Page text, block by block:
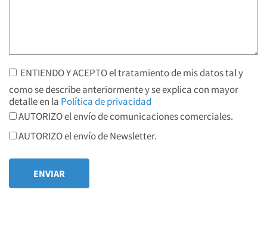
ENTIENDO Y ACEPTO el tratamiento de mis datos tal y
como se describe anteriormente y se explica con mayor
detalle en la Política de privacidad
AUTORIZO el envío de comunicaciones comerciales.
AUTORIZO el envío de Newsletter.